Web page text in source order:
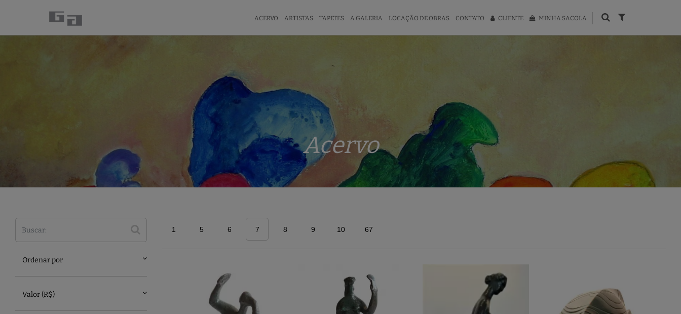
ACERVO ARTISTAS TAPETES A GALERIA LOCAÇÃO DE OBRAS CONTATO CLIENTE MINHA SACOLA
Acervo
Ordenar por
Valor (R$)
1 5 6 7 8 9 10 67